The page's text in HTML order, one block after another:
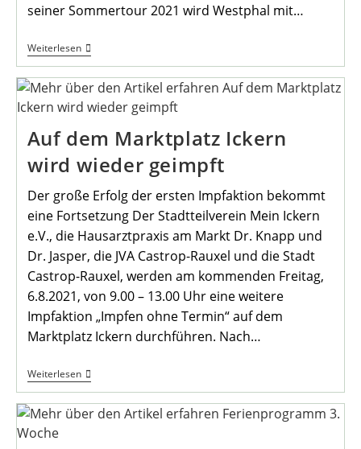
seiner Sommertour 2021 wird Westphal mit…
WeiterlesenOB
Thomas
Auf
Sommertour
In
Auf dem Marktplatz Ickern
wird wieder geimpft
Der große Erfolg der ersten Impfaktion bekommt
eine Fortsetzung Der Stadtteilverein Mein Ickern
e.V., die Hausarztpraxis am Markt Dr. Knapp und
Dr. Jasper, die JVA Castrop-Rauxel und die Stadt
Castrop-Rauxel, werden am kommenden Freitag,
6.8.2021, von 9.00 – 13.00 Uhr eine weitere
Impfaktion „Impfen ohne Termin“ auf dem
Marktplatz Ickern durchführen. Nach…
WeiterlesenAuf
Dem
Ickern